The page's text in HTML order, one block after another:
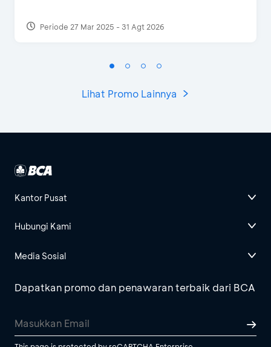
Periode 27 Mar 2025 - 31 Agt 2026
Lihat Promo Lainnya
Kantor Pusat
Hubungi Kami
Media Sosial
Dapatkan promo dan penawaran terbaik dari BCA